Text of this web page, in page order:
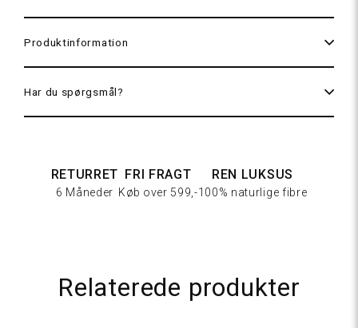
Latte
Produktinformation
Har du spørgsmål?
RETURRET
6 Måneder
FRI FRAGT
Køb over 599,-
REN LUKSUS
100% naturlige fibre
Relaterede produkter